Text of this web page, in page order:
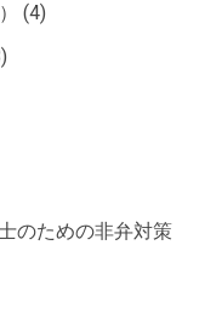
(4)
のための非弁対策